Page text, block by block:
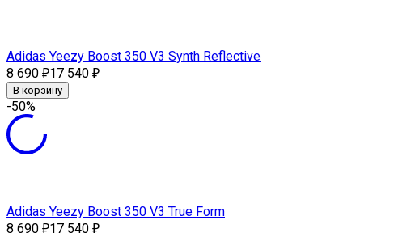
Adidas Yeezy Boost 350 V3 Synth Reflective
8 690 ₽17 540 ₽
В корзину
-50%
Adidas Yeezy Boost 350 V3 True Form
8 690 ₽17 540 ₽